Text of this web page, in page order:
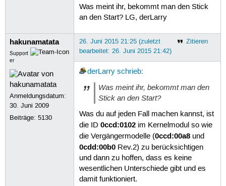
52
53
55
56
57
58
59
61
63
64
65
67
68
69
71
72
[    8.777639] usb 1-1.3.1:
[    9.057959] usb 1-1.3.2:
[    9.110311] cherry
[    9.138402] input: HID
[    9.161151] cherry
[    9.204771] usb 1-1.3.2:
[    9.235070] usb 1-1.3.2:
[    9.296087] usb 1-1.3.2:
[    9.345775] input: Logitech
[    9.449133] usb 1-1.3.3:
[   44.205812] usb 1-1.3.1:
[   44.957799] usb 1-1.3.3:
[   45.064321] usb 1-1.3.3:
[   45.064354] usb 1-1.3.3:
[   45.064369] usb 1-1.3.3:
[   45.064382] usb 1-1.3.3:
[   45.087576] input:
24
25
27
28
29
30
31
33
35
36
37
39
40
41
43
44
Was meint ihr, bekommt man den Stick
an den Start? LG, derLarry
hakunamatata
Support
er
Anmeldungsdatum:
30. Juni 2009
Beiträge:5130
Zitieren
26. Juni 2015 21:25 (zuletzt
bearbeitet: 26. Juni 2015 21:42)
derLarry schrieb:
Was meint ihr, bekommt man den
Stick an den Start?
Was du auf jeden Fall machen kannst, ist
die ID 0ccd:0102im Kernelmodul so wie
die Vergängermodelle (0ccd:00a8und
0cdd:00b0Rev.2) zu berücksichtigen
und dann zu hoffen, dass es keine
wesentlichen Unterschiede gibt und es
damit funktioniert.